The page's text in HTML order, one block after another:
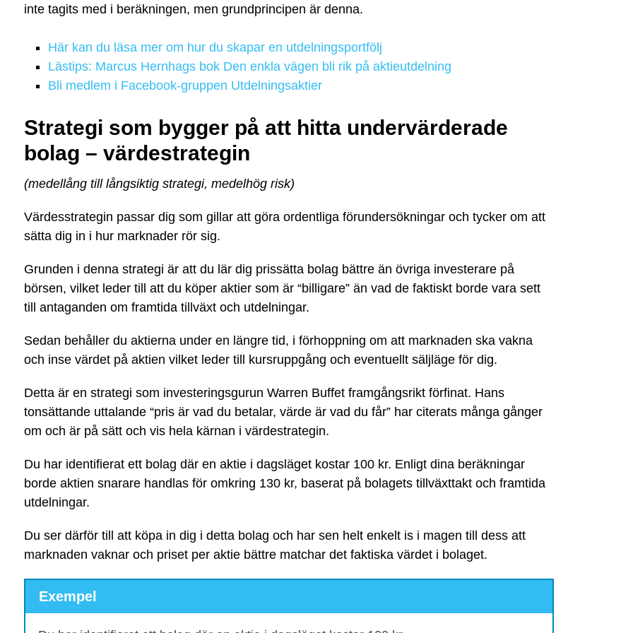
inte tagits med i beräkningen, men grundprincipen är denna.
Här kan du läsa mer om hur du skapar en utdelningsportfölj
Lästips: Marcus Hernhags bok Den enkla vägen bli rik på aktieutdelning
Bli medlem i Facebook-gruppen Utdelningsaktier
Strategi som bygger på att hitta undervärderade
bolag – värdestrategin
(medellång till långsiktig strategi, medelhög risk)
Värdesstrategin passar dig som gillar att göra ordentliga förundersökningar och tycker om att
sätta dig in i hur marknader rör sig.
Grunden i denna strategi är att du lär dig prissätta bolag bättre än övriga investerare på
börsen, vilket leder till att du köper aktier som är “billigare” än vad de faktiskt borde vara sett
till antaganden om framtida tillväxt och utdelningar.
Sedan behåller du aktierna under en längre tid, i förhoppning om att marknaden ska vakna
och inse värdet på aktien vilket leder till kursruppgång och eventuellt säljläge för dig.
Detta är en strategi som investeringsgurun Warren Buffet framgångsrikt förfinat. Hans
tonsättande uttalande “pris är vad du betalar, värde är vad du får” har citerats många gånger
om och är på sätt och vis hela kärnan i värdestrategin.
Du har identifierat ett bolag där en aktie i dagsläget kostar 100 kr. Enligt dina beräkningar
borde aktien snarare handlas för omkring 130 kr, baserat på bolagets tillväxttakt och framtida
utdelningar.
Du ser därför till att köpa in dig i detta bolag och har sen helt enkelt is i magen till dess att
marknaden vaknar och priset per aktie bättre matchar det faktiska värdet i bolaget.
Exempel